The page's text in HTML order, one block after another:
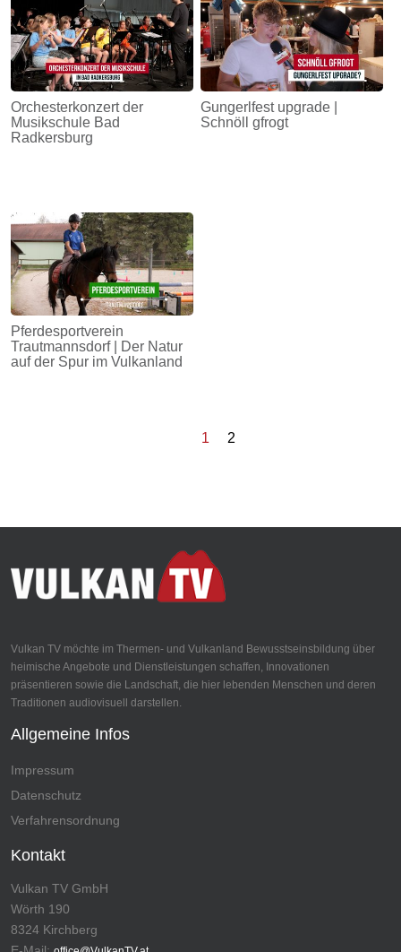
Orchesterkonzert der
Musikschule Bad
Radkersburg
Gungerlfest upgrade |
Schnöll gfrogt
Pferdesportverein
Trautmannsdorf | Der Natur
auf der Spur im Vulkanland
1 2
Vulkan TV möchte im Thermen- und Vulkanland Bewusstseinsbildung über
heimische Angebote und Dienstleistungen schaffen, Innovationen
präsentieren sowie die Landschaft, die hier lebenden Menschen und deren
Traditionen audiovisuell darstellen.
Allgemeine Infos
Impressum
Datenschutz
Verfahrensordnung
Kontakt
Vulkan TV GmbH
Wörth 190
8324 Kirchberg